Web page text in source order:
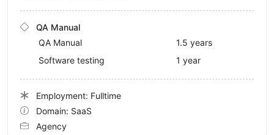
QA Manual
QA Manual
1.5 years
Software testing
1 year
Employment: Fulltime
Domain: SaaS
Agency